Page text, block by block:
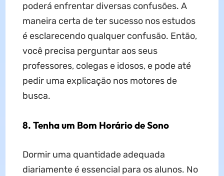
poderá enfrentar diversas confusões. A
maneira certa de ter sucesso nos estudos
é esclarecendo qualquer confusão. Então,
você precisa perguntar aos seus
professores, colegas e idosos, e pode até
pedir uma explicação nos motores de
busca.
8. Tenha um Bom Horário de Sono
Dormir uma quantidade adequada
diariamente é essencial para os alunos. No